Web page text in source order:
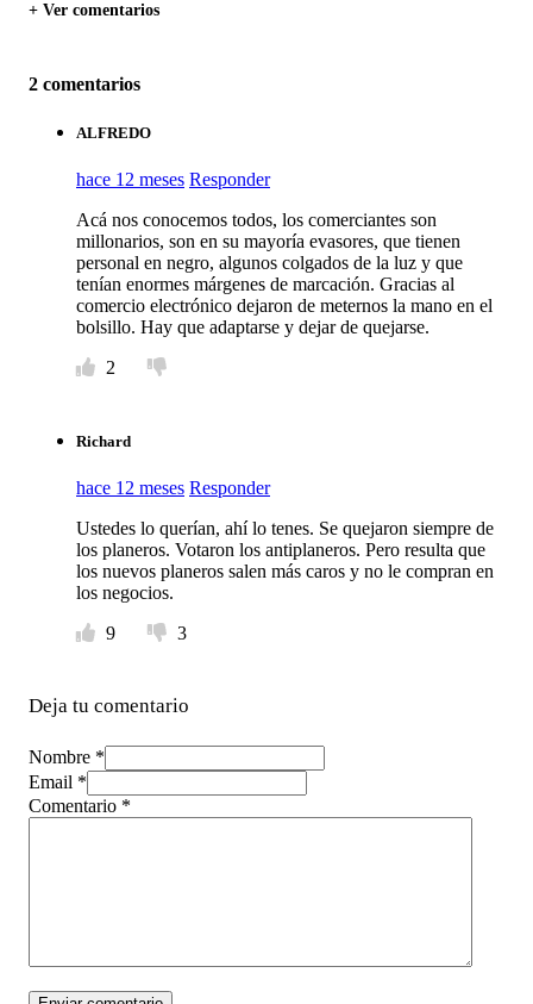
+ Ver comentarios
2 comentarios
ALFREDO
hace 12 meses Responder
Acá nos conocemos todos, los comerciantes son
millonarios, son en su mayoría evasores, que tienen
personal en negro, algunos colgados de la luz y que
tenían enormes márgenes de marcación. Gracias al
comercio electrónico dejaron de meternos la mano en el
bolsillo. Hay que adaptarse y dejar de quejarse.
2
Richard
hace 12 meses Responder
Ustedes lo querían, ahí lo tenes. Se quejaron siempre de
los planeros. Votaron los antiplaneros. Pero resulta que
los nuevos planeros salen más caros y no le compran en
los negocios.
9
3
Deja tu comentario
Nombre *
Email *
Comentario *